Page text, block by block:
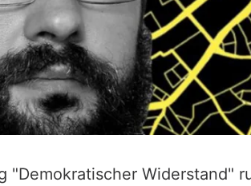
Widerstand"